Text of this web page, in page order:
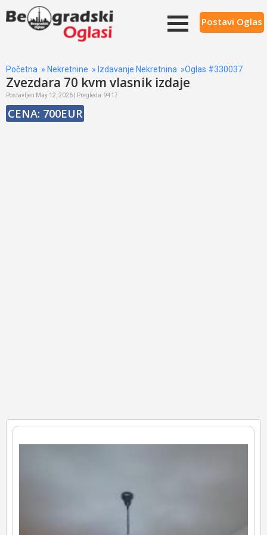
Postavi Oglas
Početna » Nekretnine » Izdavanje Nekretnina »Oglas #330037
Zvezdara 70 kvm vlasnik izdaje
Postavljen May 12, 2026 | Pregleda: 9417
CENA: 700EUR